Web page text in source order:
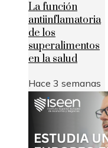
La función
antiinflamatoria
de los
superalimentos
en la salud
Hace 3 semanas